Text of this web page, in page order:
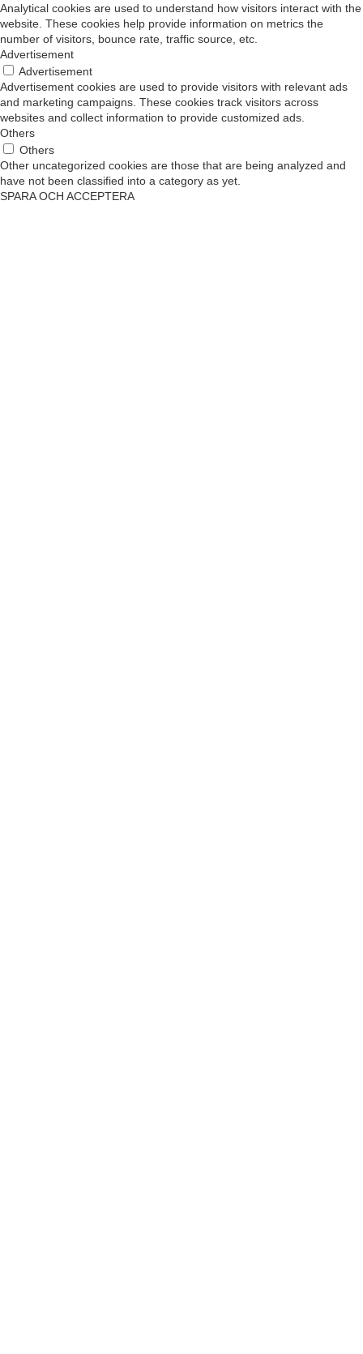
Analytical cookies are used to understand how visitors interact with the
website. These cookies help provide information on metrics the
number of visitors, bounce rate, traffic source, etc.
Advertisement
Advertisement
Advertisement cookies are used to provide visitors with relevant ads
and marketing campaigns. These cookies track visitors across
websites and collect information to provide customized ads.
Others
Others
Other uncategorized cookies are those that are being analyzed and
have not been classified into a category as yet.
SPARA OCH ACCEPTERA